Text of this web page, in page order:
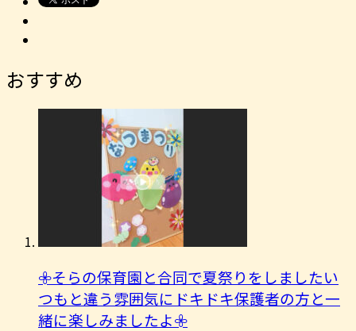
おすすめ
𖧷そらの保育園と合同で夏祭りをしましたい
つもと違う雰囲気にドキドキ保護者の方と一
緒に楽しみましたよ︎𖧷